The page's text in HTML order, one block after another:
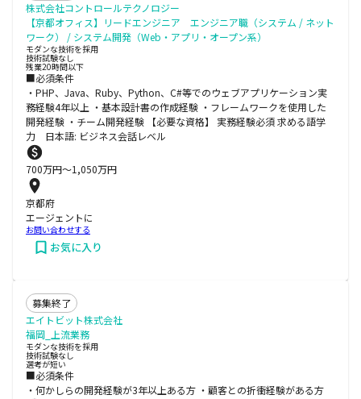
株式会社コントロールテクノロジー
【京都オフィス】リードエンジニア エンジニア職（システム / ネット
ワーク） / システム開発（Web・アプリ・オープン系）
モダンな技術を採用
技術試験なし
残業20時間以下
■必須条件
・PHP、Java、Ruby、Python、C#等でのウェブアプリケーション実
務経験4年以上 ・基本設計書の作成経験 ・フレームワークを使用した
開発経験 ・チーム開発経験 【必要な資格】 実務経験必須 求める語学
力 日本語: ビジネス会話レベル
700万円〜1,050万円
京都府
エージェントに
お問い合わせする
お気に入り
募集終了
エイトビット株式会社
福岡_上流業務
モダンな技術を採用
技術試験なし
選考が短い
■必須条件
・何かしらの開発経験が3年以上ある方 ・顧客との折衝経験がある方